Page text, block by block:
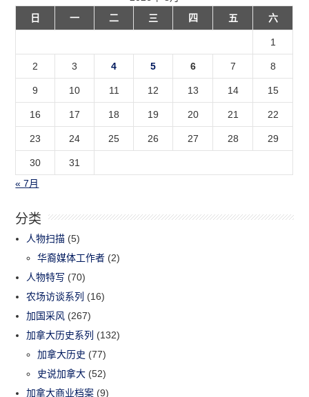
日
一 二 三 四 五 六
1
2 3 4 5 6 7 8
9 10 11 12 13 14 15
16 17 18 19 20 21 22
23 24 25 26 27 28 29
30
31
« 7月
分类
人物扫描 (5)
华裔媒体工作者 (2)
人物特写 (70)
农场访谈系列 (16)
加国采风 (267)
加拿大历史系列 (132)
加拿大历史 (77)
史说加拿大 (52)
加拿大商业档案 (9)